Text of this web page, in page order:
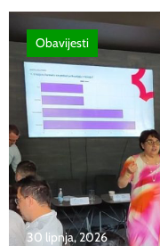
30 lipnja, 2026
Obavijesti